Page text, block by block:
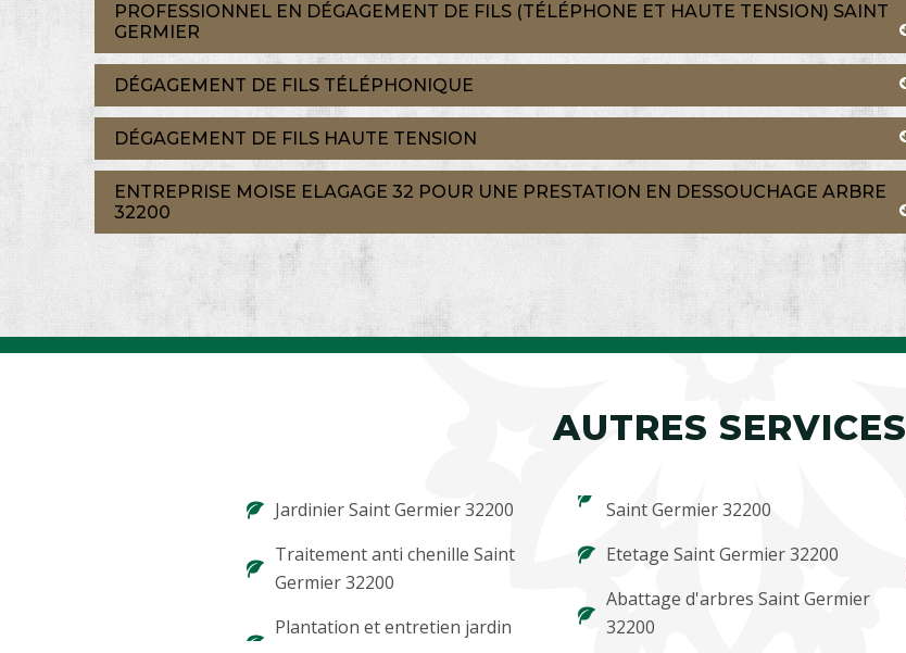
PROFESSIONNEL EN DÉGAGEMENT DE FILS (TÉLÉPHONE ET HAUTE TENSION) SAINT
GERMIER
DÉGAGEMENT DE FILS TÉLÉPHONIQUE
DÉGAGEMENT DE FILS HAUTE TENSION
ENTREPRISE MOISE ELAGAGE 32 POUR UNE PRESTATION EN DESSOUCHAGE ARBRE
32200
AUTRES SERVICES
Jardinier Saint Germier 32200
Traitement anti chenille Saint
Germier 32200
Plantation et entretien jardin
Saint Germier 32200
Etetage Saint Germier 32200
Abattage d'arbres Saint Germier
32200